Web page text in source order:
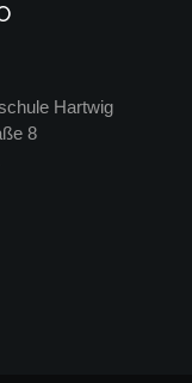
Hartwig
8